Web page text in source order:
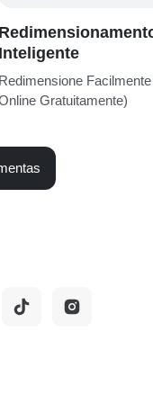
Inteligente
Redimensione
Gratuitamente)